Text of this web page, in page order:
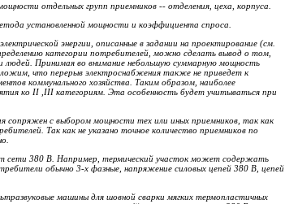
отдельных групп приемников -- отделения, цеха, корпуса.
установленной мощности и коэффициента спроса.
энергии, описанные в задании на проектирование (см.
категории потребителей, можно сделать вывод о том,
людей. Принимая во внимание небольшую суммарную мощность
что перерыв электроснабжения также не приведет к
коммунального хозяйства. Таким образом, наиболее
ко II III категориям. Эта особенность будет учитываться при
сопряжен с выбором мощности тех или иных приемников, так как
ителей. Так как не указано точное количество приемников по
сети 380 В. Например, термический участок может содержать
обычно 3-х фазные, напряжение силовых цепей 380 В, цепей
машины для шовной сварки мягких термопластичных